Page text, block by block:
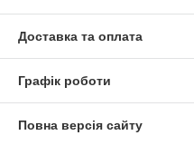
Доставка та оплата
Графік роботи
Повна версія сайту